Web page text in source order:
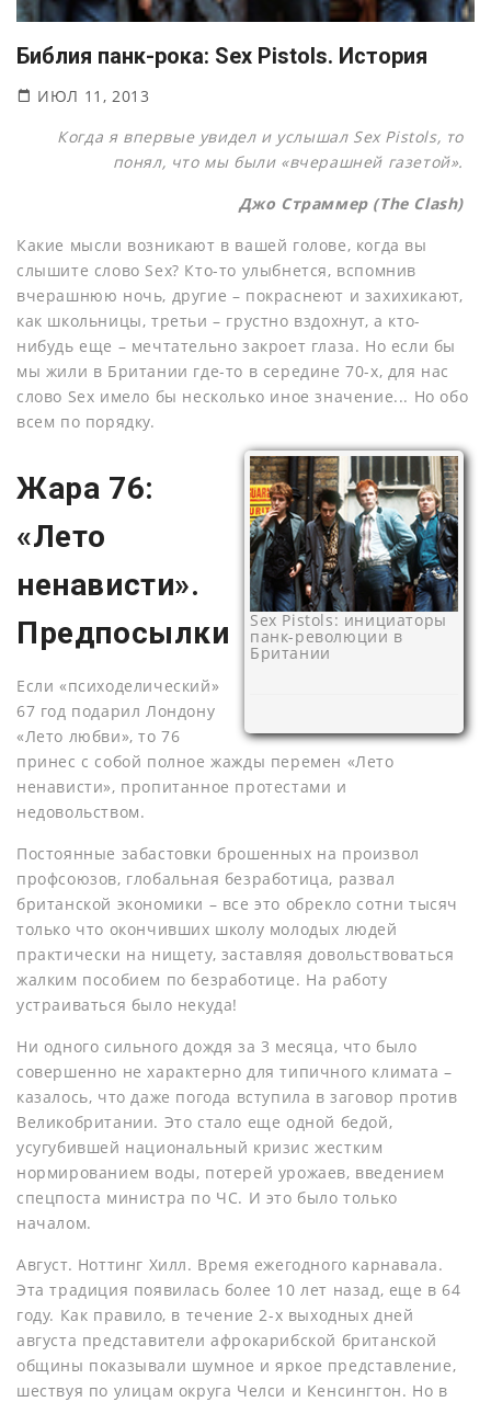
Библия панк-рока: Sex Pistols. История
ИЮЛ 11, 2013
Когда я впервые увидел и услышал Sex Pistols, то
понял, что мы были «вчерашней газетой».
Джо Страммер (The Clash)
Какие мысли возникают в вашей голове, когда вы
слышите слово Sex? Кто-то улыбнется, вспомнив
вчерашнюю ночь, другие – покраснеют и захихикают,
как школьницы, третьи – грустно вздохнут, а кто-
нибудь еще – мечтательно закроет глаза. Но если бы
мы жили в Британии где-то в середине 70-х, для нас
слово Sex имело бы несколько иное значение... Но обо
всем по порядку.
Sex Pistols: инициаторы
панк-революции в
Британии
Жара 76:
«Лето
ненависти».
Предпосылки
Если «психоделический»
67 год подарил Лондону
«Лето любви», то 76
принес с собой полное жажды перемен «Лето
ненависти», пропитанное протестами и
недовольством.
Постоянные забастовки брошенных на произвол
профсоюзов, глобальная безработица, развал
британской экономики – все это обрекло сотни тысяч
только что окончивших школу молодых людей
практически на нищету, заставляя довольствоваться
жалким пособием по безработице. На работу
устраиваться было некуда!
Ни одного сильного дождя за 3 месяца, что было
совершенно не характерно для типичного климата –
казалось, что даже погода вступила в заговор против
Великобритании. Это стало еще одной бедой,
усугубившей национальный кризис жестким
нормированием воды, потерей урожаев, введением
спецпоста министра по ЧС. И это было только
началом.
Август. Ноттинг Хилл. Время ежегодного карнавала.
Эта традиция появилась более 10 лет назад, еще в 64
году. Как правило, в течение 2-х выходных дней
августа представители афрокарибской британской
общины показывали шумное и яркое представление,
шествуя по улицам округа Челси и Кенсингтон. Но в